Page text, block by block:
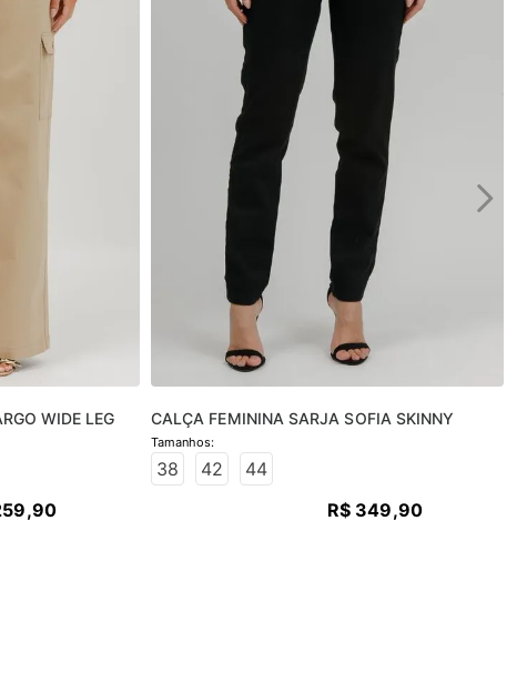
WIDE LEG
,90
CALÇA FEMININA SARJA SOFIA SKINNY
38 42
44
R$ 349,90